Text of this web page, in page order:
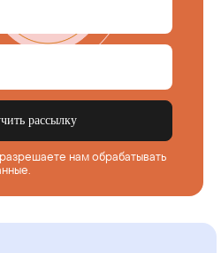
рассылку
нам обрабатывать
.